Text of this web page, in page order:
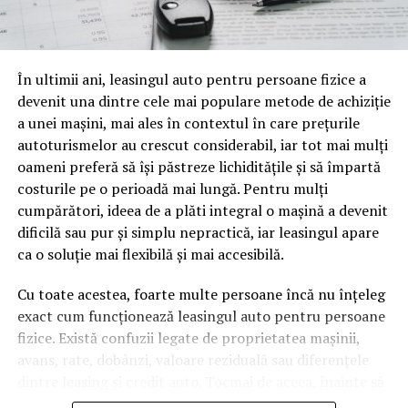
o mină de informație, plină de întrebări pe care și le pun
oamenii cu adevărat. Dacă transcrierea ajunge pe o
cuvinte tematice, scrise exact în limbajul în care se
caută.
Apoi vine partea de comportament. O pagină pe care
vizitatorii stau zece, cincisprezece minute ca să
urmărească replay-ul trimite un semnal greu de ignorat.
Google nu îți măsoară direct satisfacția, însă timpul
petrecut, scrollul și revenirile spun ceva despre cât de
util e materialul.
Și mai e ceva ce se uită ușor. Un webinar reușit atrage
linkuri aproape de la sine. Cineva îl menționează într-un
newsletter, altcineva îl citează într-un articol, un
partener îl trimite în comunitatea lui. Fiecare astfel de
tău, iar autoritatea e moneda forte în SEO.
În ultimii ani, leasingul auto pentru persoane fizice a
devenit una dintre cele mai populare metode de achiziție
a unei mașini, mai ales în contextul în care prețurile
autoturismelor au crescut considerabil, iar tot mai mulți
oameni preferă să își păstreze lichiditățile și să împartă
costurile pe o perioadă mai lungă. Pentru mulți
cumpărători, ideea de a plăti integral o mașină a devenit
dificilă sau pur și simplu nepractică, iar leasingul apare
ca o soluție mai flexibilă și mai accesibilă.
Cu toate acestea, foarte multe persoane încă nu înțeleg
exact cum funcționează leasingul auto pentru persoane
fizice. Există confuzii legate de proprietatea mașinii,
avans, rate, dobânzi, valoare reziduală sau diferențele
semnezi orice contract, este important să înțelegi clar